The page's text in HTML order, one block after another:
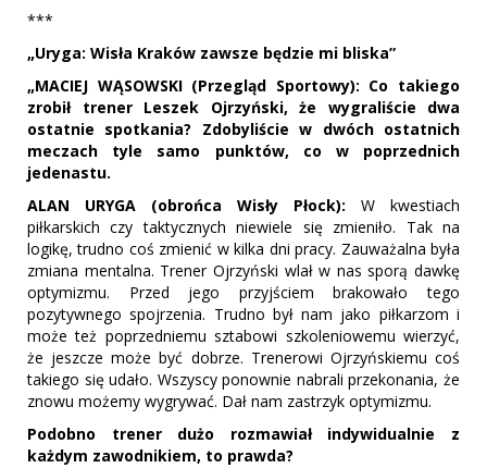
***
„Uryga: Wisła Kraków zawsze będzie mi bliska”
„MACIEJ WĄSOWSKI (Przegląd Sportowy): Co takiego
zrobił trener Leszek Ojrzyński, że wygraliście dwa
ostatnie spotkania? Zdobyliście w dwóch ostatnich
meczach tyle samo punktów, co w poprzednich
jedenastu.
ALAN URYGA (obrońca Wisły Płock): W kwestiach
piłkarskich czy taktycznych niewiele się zmieniło. Tak na
logikę, trudno coś zmienić w kilka dni pracy. Zauważalna była
zmiana mentalna. Trener Ojrzyński wlał w nas sporą dawkę
optymizmu. Przed jego przyjściem brakowało tego
pozytywnego spojrzenia. Trudno był nam jako piłkarzom i
może też poprzedniemu sztabowi szkoleniowemu wierzyć,
że jeszcze może być dobrze. Trenerowi Ojrzyńskiemu coś
takiego się udało. Wszyscy ponownie nabrali przekonania, że
znowu możemy wygrywać. Dał nam zastrzyk optymizmu.
Podobno trener dużo rozmawiał indywidualnie z
każdym zawodnikiem, to prawda?